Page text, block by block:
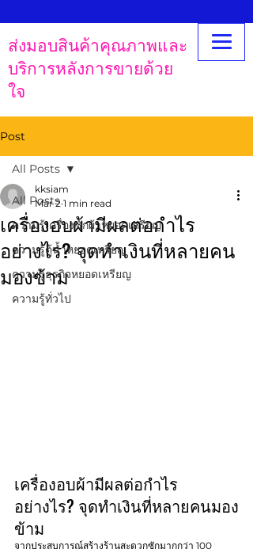
ส่งมอบสินค้าคุณภาพและ
บริการหลังการขายด้วย
ใจ
Post
All Posts
ความรู้เครื่องซักผ้าหยอดเหรียญ
ความรู้ตู้น้ำหยอดเหรียญ
ความรู้ธุรกิจหยอดเหรียญ
ความรู้ทั่วไป
All Posts
เครื่องอบผ้ามีผลต่อกำไร
อย่างไร? จุดทำเงินที่หลายคน
มองข้าม
kksiam
Mar 2 1 min read
เครื่องอบผ้ามีผลต่อกำไร
อย่างไร? จุดทำเงินที่หลายคนมอง
ข้าม
จากประสบการณ์สร้างร้านสะดวกซักมากกว่า 100